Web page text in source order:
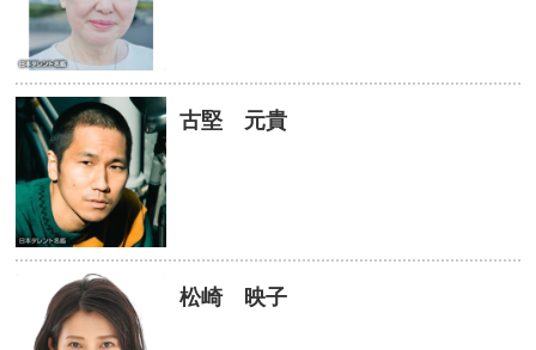
古堅 元貴
松崎 映子